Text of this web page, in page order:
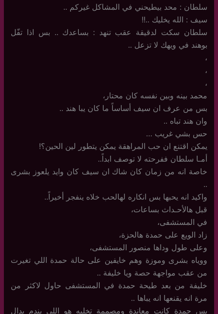
سلطان : محد بيطيحني في المشاكل غيركم ..
سيف : الله يخليك ..!!
سلطان سكت لدقيقة عقب تنهد : بساعدك .. بس اذا تفّل
بوهند في ويهك لا تزعل ..
،
،
،
محمد بينه وبين نفسه كان محتار،
بس من عرف ان سيف أساساً ما كان يبا هند ..
وان هند تباه ..
حس بشي غريب …
يمكن اقتنع ان حب المراهقة يمكن يتطور لين الحين؟!
أمـا سلطان ففرحته لا توصف ابداً..
خاصة انه من زمان كان شاك ان سيف كان وايد يلعوز بشرى
..
واكيد انه يحبها بس انكاره لهالحب خلاه ينفجر أخيراً..
قبل هالأحـداث بساعات،
في المستشفى،
زاد الويع على حمدة هالحزة،
وعلى طول وداها منصور المستشفى،
ووياه بشرى وموزة وهم خايفين على حالة حمدة اللي تغيرت
من عقب مواجهة حصة ويا خليفة ..
خليفة من بعد طيحة حمدة في المستشفى حاول لاكثر من
مرة انه يقنعها انه يباها ..
بس حمدة كانت معاندة ومصممة تخليه هو اللي يندم بدال